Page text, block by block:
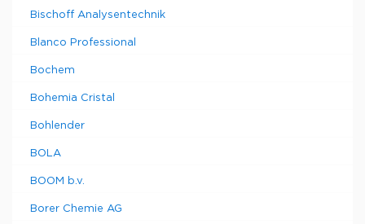
Bischoff Analysentechnik
Blanco Professional
Bochem
Bohemia Cristal
Bohlender
BOLA
BOOM b.v.
Borer Chemie AG